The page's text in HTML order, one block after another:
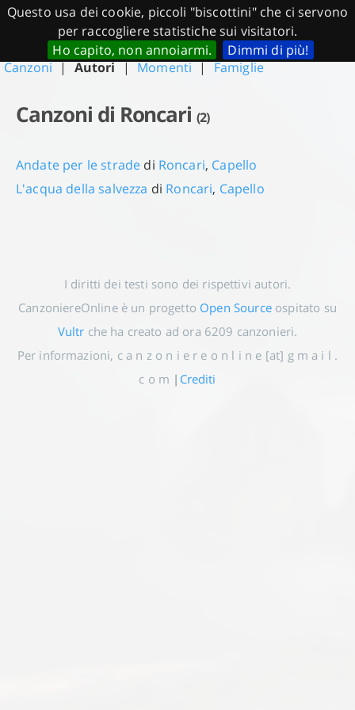
Questo usa dei cookie, piccoli "biscottini" che ci servono
per raccogliere statistiche sui visitatori.
Ho capito, non annoiarmi.
Dimmi di più!
CanzoniereOnline.it
Canzoni | Autori | Momenti | Famiglie
Canzoni di Roncari(2)
Andate per le strade di Roncari, Capello
L'acqua della salvezza di Roncari, Capello
I diritti dei testi sono dei rispettivi autori.
CanzoniereOnline è un progetto Open Sourceospitato su
Vultr che ha creato ad ora 6209 canzonieri.
Per informazioni, c a n z o n i e r e o n l i n e [at] g m a i l .
c o m | Crediti